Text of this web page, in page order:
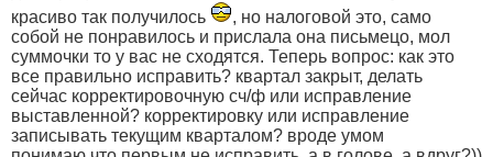
красиво так получилось
, но налоговой это, само
собой не понравилось и прислала она письмецо, мол
суммочки то у вас не сходятся. Теперь вопрос: как это
все правильно исправить? квартал закрыт, делать
сейчас корректировочную сч/ф или исправление
выставленной? корректировку или исправление
записывать текущим кварталом? вроде умом